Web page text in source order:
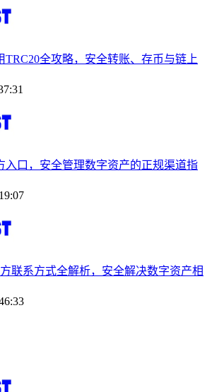
TRC20全攻略，安全转账、存币与链上
入口，安全管理数字资产的正规渠道指
联系方式全解析，安全解决数字资产相